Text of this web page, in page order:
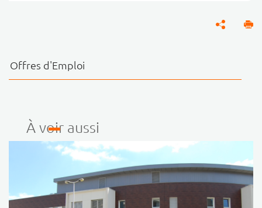
Offres d'Emploi
À voir aussi